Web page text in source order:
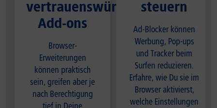
vertrauenswürdige
Add-ons
Browser-
Erweiterungen
können praktisch
sein, greifen aber je
nach Berechtigung
steuern
Ad-Blocker können
Werbung, Pop-ups
und Tracker beim
Surfen reduzieren.
Erfahre, wie Du sie im
Browser aktivierst,
welche Einstellungen